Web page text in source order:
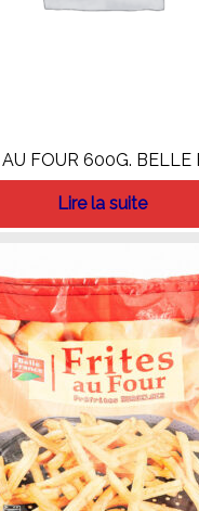
FOUR 600G. BELLE
Lire la suite